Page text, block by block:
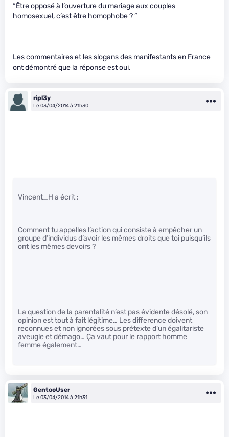
“Être opposé à l’ouverture du mariage aux couples
homosexuel, c’est être homophobe ? ”
Les commentaires et les slogans des manifestants en France
ont démontré que la réponse est oui.
ripl3y
Le 03/04/2014 à 21h30
Vincent_H a écrit :
Comment tu appelles l’action qui consiste à empêcher un
groupe d’individus d’avoir les mêmes droits que toi puisqu’ils
ont les mêmes devoirs ?
La question de la parentalité n’est pas évidente désolé, son
opinion est tout à fait légitime… Les difference doivent
reconnues et non ignorées sous prétexte d’un égalitariste
aveugle et démago… Ça vaut pour le rapport homme
femme également…
GentooUser
Le 03/04/2014 à 21h31